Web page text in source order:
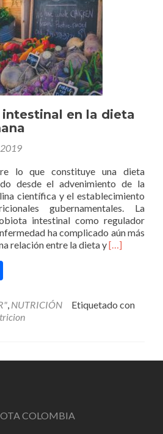
en la dieta
2019
lo que constituye una dieta
desde el advenimiento de la
científica y el establecimiento
gubernamentales. La
intestinal como regulador
ha complicado aún más
relación entre la dieta yLeer
la
[…]
, NUTRICIÓN
Etiquetado con
COLOMBIA